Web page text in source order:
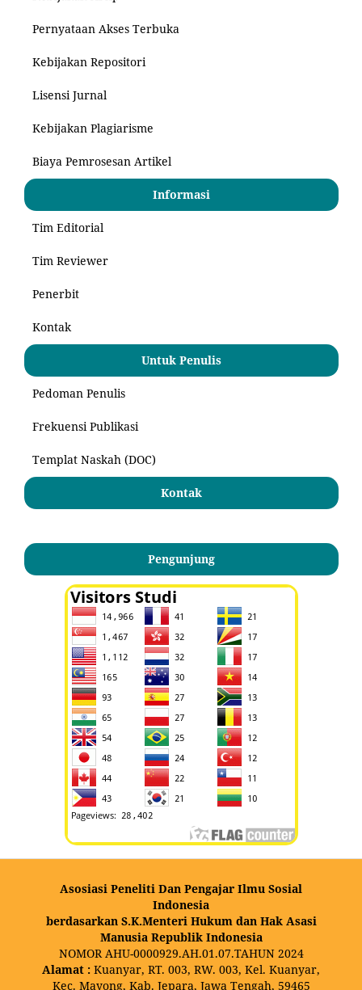
Pernyataan Akses Terbuka
Kebijakan Repositori
Lisensi Jurnal
Kebijakan Plagiarisme
Biaya Pemrosesan Artikel
Informasi
Tim Editorial
Tim Reviewer
Penerbit
Kontak
Untuk Penulis
Pedoman Penulis
Frekuensi Publikasi
Templat Naskah (DOC)
Kontak
Pengunjung
Asosiasi Peneliti Dan Pengajar Ilmu Sosial
Indonesia
berdasarkan S.K.Menteri Hukum dan Hak Asasi
Manusia Republik Indonesia
NOMOR AHU-0000929.AH.01.07.TAHUN 2024
Alamat : Kuanyar, RT. 003, RW. 003, Kel. Kuanyar,
Kec. Mayong, Kab. Jepara, Jawa Tengah, 59465